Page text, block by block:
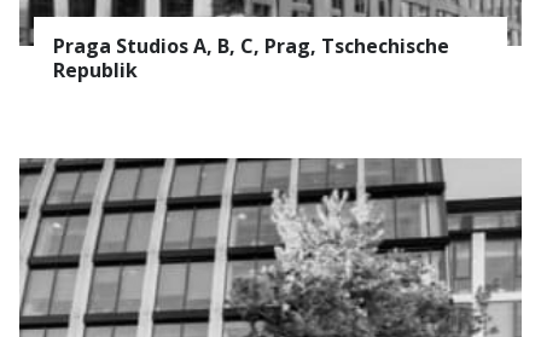
KONTAKT
SERVICE
LACKIEREREI
BLECHBEARBEITUNG
Praga Studios A, B, C, Prag, Tschechische
Republik
Nachname
Gesellschaft
Bereich
* Pflichtfeld